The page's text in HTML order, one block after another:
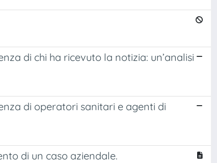
di chi ha ricevuto la notizia: un’analisi
di operatori sanitari e agenti di
di un caso aziendale.